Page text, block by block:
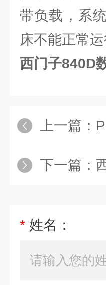
带负载，系
床不能正常运
西门子840D
上一篇：
下一篇：
* 姓名：